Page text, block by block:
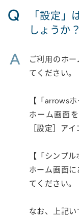
Q
「設定
しょうか？
A
ご利用のホ
てください。
【「arrows
ホーム画面
［設定］ア
【「シンプ
ホーム画面
てください。
なお、上記い